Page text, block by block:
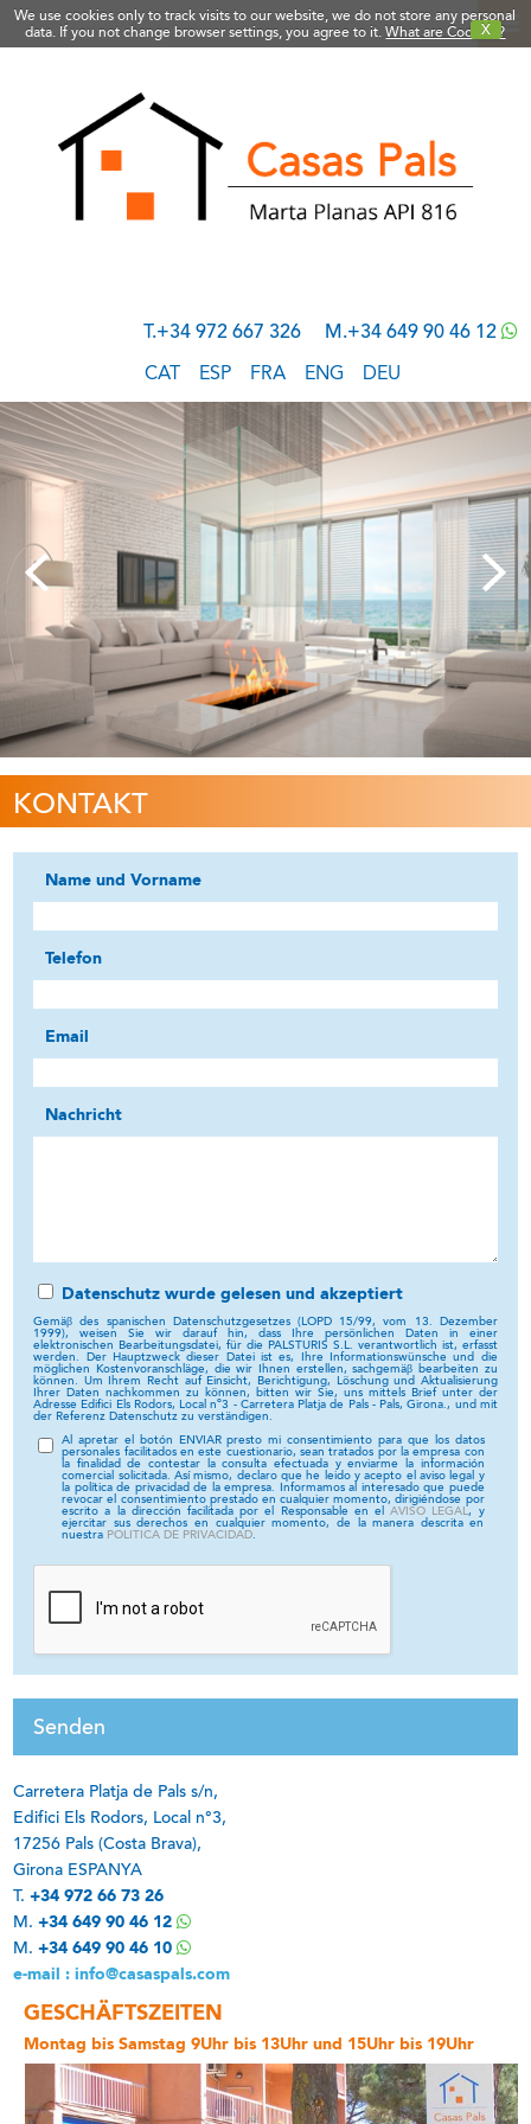
We use cookies only to track visits to our website, we do not store any personal
data. If you not change browser settings, you agree to it.
X
What are Cookies?
M.+34 649 90 46 12
T.+34 972 667 326
CAT ESP FRA ENG DEU
KONTAKT
Name und Vorname
Telefon
Email
Nachricht
Datenschutz wurde gelesen und akzeptiert
Gemäβ des spanischen Datenschutzgesetzes (LOPD 15/99, vom 13. Dezember
1999), weisen Sie wir darauf hin, dass Ihre persönlichen Daten in einer
elektronischen Bearbeitungsdatei, für die PALSTURIS S.L. verantwortlich ist, erfasst
werden. Der Hauptzweck dieser Datei ist es, Ihre Informationswünsche und die
möglichen Kostenvoranschläge, die wir Ihnen erstellen, sachgemäβ bearbeiten zu
können. Um Ihrem Recht auf Einsicht, Berichtigung, Löschung und Aktualisierung
Ihrer Daten nachkommen zu können, bitten wir Sie, uns mittels Brief unter der
Adresse Edifici Els Rodors, Local nº3 - Carretera Platja de Pals - Pals, Girona., und mit
der Referenz Datenschutz zu verständigen.
Al apretar el botón ENVIAR presto mi consentimiento para que los datos
personales facilitados en este cuestionario, sean tratados por la empresa con
la finalidad de contestar la consulta efectuada y enviarme la información
comercial solicitada. Así mismo, declaro que he leido y acepto el aviso legal y
la política de privacidad de la empresa. Informamos al interesado que puede
revocar el consentimiento prestado en cualquier momento, dirigiéndose por
escrito a la dirección facilitada por el Responsable en elAVISO LEGAL, y
ejercitar sus derechos en cualquier momento, de la manera descrita en
nuestra POLITICA DE PRIVACIDAD.
Carretera Platja de Pals s/n,
Edifici Els Rodors, Local n°3,
17256 Pals (Costa Brava),
Girona ESPANYA
T. +34 972 66 73 26
M. +34 649 90 46 12
M. +34 649 90 46 10
e-mail : info@casaspals.com
GESCHÄFTSZEITEN
Montag bis Samstag 9Uhr bis 13Uhr und 15Uhr bis 19Uhr